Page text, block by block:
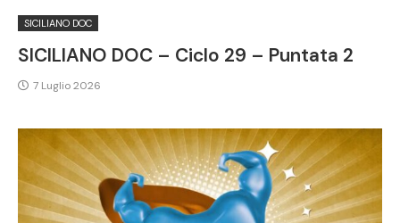
SICILIANO DOC
SICILIANO DOC – Ciclo 29 – Puntata 2
7 Luglio 2026